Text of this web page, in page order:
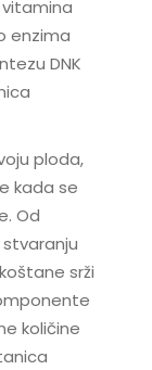
enzima
DNK
ploda,
kada se
Od
srži
količine